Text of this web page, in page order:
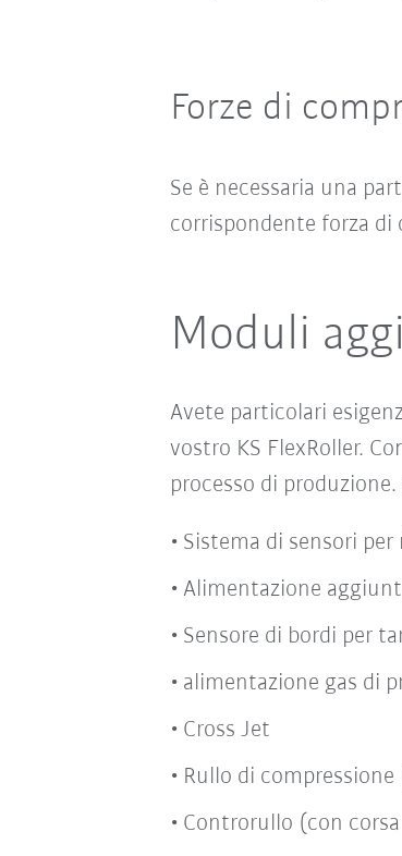
Forze di
Se è necessaria una
corrispondente forza di
Moduli
Avete particolari
vostro KS FlexRoller.
processo di
Sistema di sensori
Alimentazione
Sensore di bordi per
alimentazione gas di
Cross Jet
Rullo di
Controrullo (con